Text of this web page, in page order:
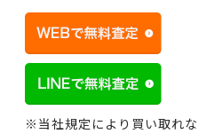
※当社規定により買い取れ